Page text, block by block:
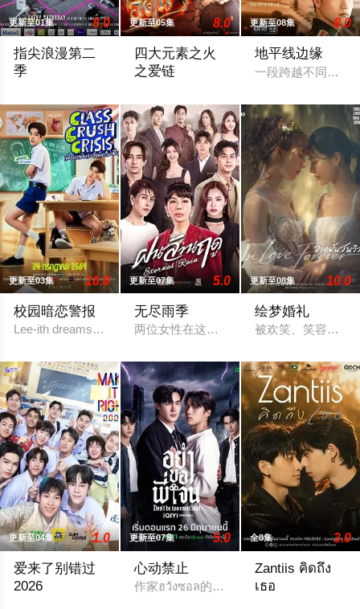
更新至01集 8.0
指尖浪漫第二
季
更新至05集 8.0
四大元素之火
之爱链
更新至08集 8.0
地平线边缘
一段跨越不同阶层
更新至03集 10.0
校园暗恋警报
Lee-ith dreams of becoming a cool indie rock musician. Because
更新至07集 5.0
无尽雨季
两位女性在这部激烈的家庭剧中争夺强大
更新至08集 10.0
绘梦婚礼
被欢笑、笑容和祝
更新至04集 1.0
爱来了别错过
2026
更新至07集 5.0
心动禁止
作家ฮวังซอล的小说Rule No.1: Don't Be
全8集 3.0
Zantiis คิดถึง
เธอ